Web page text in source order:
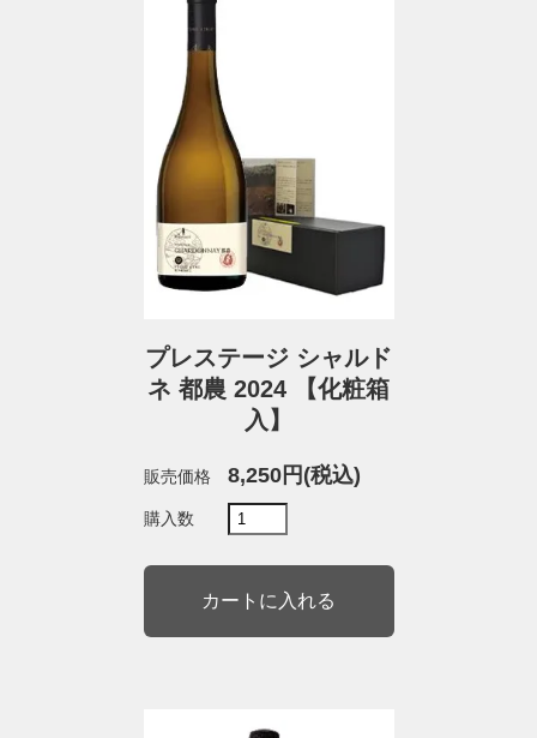
プレステージ シャルド
ネ 都農 2024 【化粧箱
入】
販売価格 8,250円(税込)
購入数